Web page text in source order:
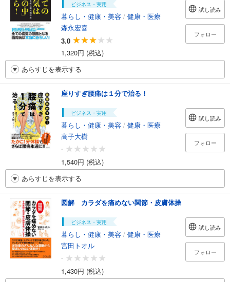
ビジネス・実用
暮らし・健康・美容 / 健康・医療
森永宏喜
3.0
1,320円 (税込)
試し読み
フォロー
あらすじを表示する
座りすぎ腰痛は１分で治る！
ビジネス・実用
暮らし・健康・美容 / 健康・医療
高子大樹
-
1,540円 (税込)
試し読み
フォロー
あらすじを表示する
図解 カラダを痛めない関節・皮膚体操
ビジネス・実用
暮らし・健康・美容 / 健康・医療
宮田トオル
-
1,430円 (税込)
試し読み
フォロー